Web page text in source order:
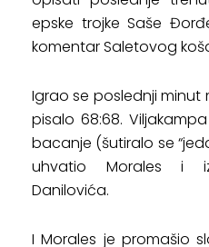
epske trojke Saše
komentar Saletovog
Igrao se poslednji
pisalo 68:68.
bacanje (šutiralo se
uhvatio Morales i
Danilovića.
I Morales je promašio